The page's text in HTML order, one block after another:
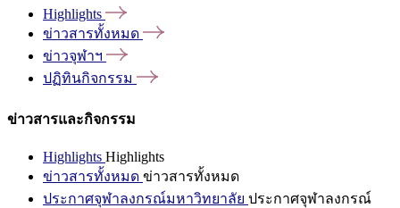
Highlights
ข่าวสารทั้งหมด
ข่าวจุฬาฯ
ปฏิทินกิจกรรม
ข่าวสารและกิจกรรม
Highlights Highlights
ข่าวสารทั้งหมด ข่าวสารทั้งหมด
ประกาศจุฬาลงกรณ์มหาวิทยาลัย ประกาศจุฬาลงกรณ์